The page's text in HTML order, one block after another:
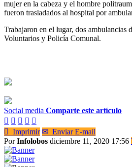
mujer en la cabeza y el hombre
fueron trasladados al hospital por
Trabajaron en el lugar, dos ambulancias
Voluntarios y Policía Comunal.
Social media Comparte este artículo
    
 Imprimir ✉ Enviar E-mail
PorInfolobos diciembre 11, 2020 17:56